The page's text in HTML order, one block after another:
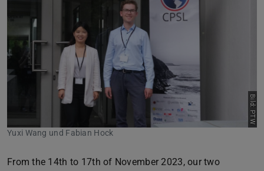
Bild: PTW
Yuxi Wang und Fabian Hock
Zurück
From the 14th to 17th of November 2023, our two